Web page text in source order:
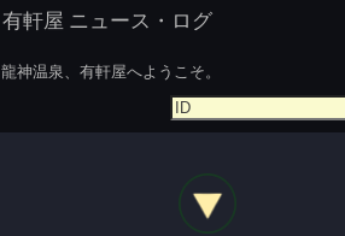
有軒屋 ニュース・ログ
龍神温泉、有軒屋へようこそ。